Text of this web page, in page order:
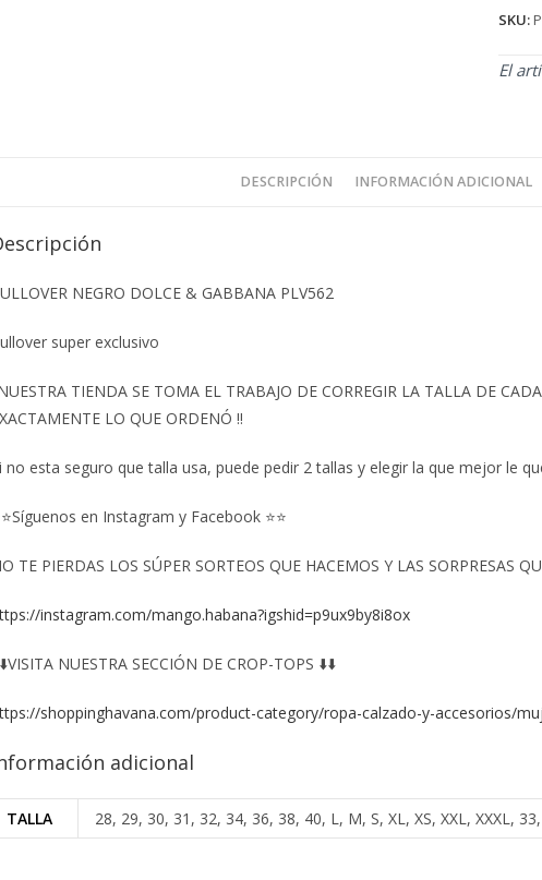
SKU:
El
DESCRIPCIÓN INFORMACIÓN ADICIONAL
NEGRO DOLCE & GABBANA PLV562
super exclusivo
TIENDA SE TOMA EL TRABAJO DE CORREGIR LA TALLA DE
LO QUE ORDENÓ ‼️
no esta seguro que talla usa, puede pedir 2 tallas y elegir la que mejor le
en Instagram y Facebook ⭐⭐
TE PIERDAS LOS SÚPER SORTEOS QUE HACEMOS Y LAS SORPRESAS
instagram.com/mango.habana?igshid=p9ux9by8i8ox
NUESTRA SECCIÓN DE CROP-TOPS ⬇️⬇️
shoppinghavana.com/product-category/ropa-calzado-y-accesorios/
adicional
TALLA 28, 29, 30, 31, 32, 34, 36, 38, 40, L, M, S, XL, XS, XXL, XXXL,